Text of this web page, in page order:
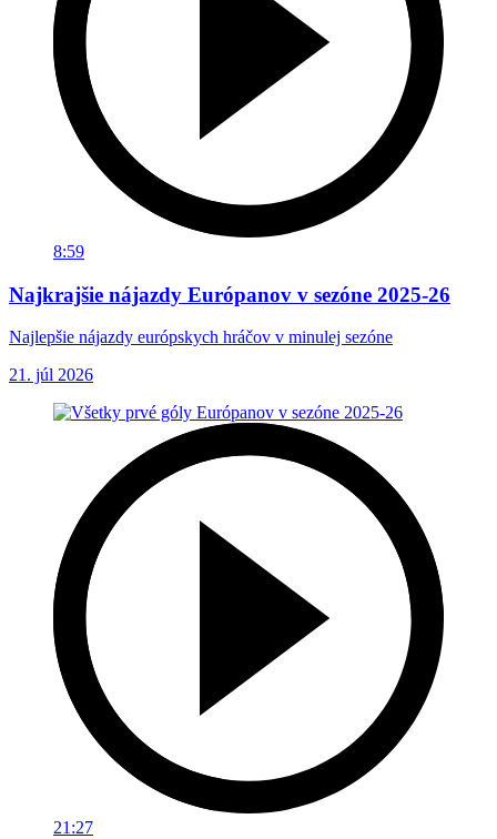
8:59
Najkrajšie nájazdy Európanov v sezóne 2025-26
Najlepšie nájazdy európskych hráčov v minulej sezóne
21. júl 2026
21:27